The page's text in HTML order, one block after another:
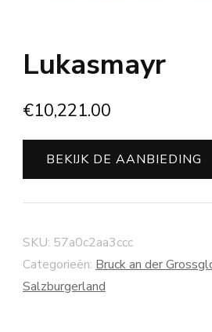
Lukasmayr
€10,221.00
BEKIJK DE AANBIEDING
SKU: 57a0c2aa3ccc
Categorieën: Bruck an der
Salzburgerland